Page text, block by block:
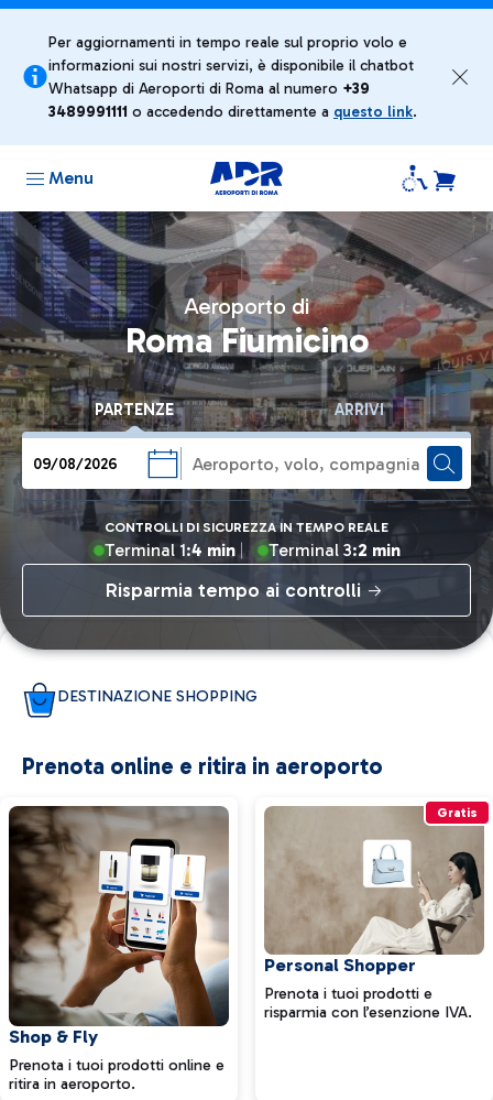
Per aggiornamenti in tempo reale sul proprio volo e
informazioni sui nostri servizi, è disponibile il chatbot
Whatsapp di Aeroporti di Roma al numero +39 ​
3489991111 o accedendo direttamente a questo link.
Menu
Aeroporto di
Roma Fiumicino
PARTENZE ARRIVI
CONTROLLI DI SICUREZZA IN TEMPO REALE
Terminal 1:4 min Terminal 3:2 min
Risparmia tempo ai controlli
DESTINAZIONE SHOPPING
Prenota online e ritira in aeroporto
Shop & Fly
Prenota i tuoi prodotti online e
ritira in aeroporto.
Gratis
Personal Shopper
Prenota i tuoi prodotti e
risparmia con l’esenzione IVA.